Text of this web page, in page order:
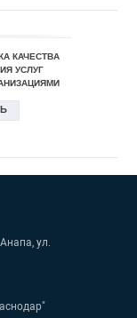
ул.